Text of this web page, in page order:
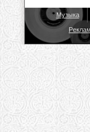
Музыка